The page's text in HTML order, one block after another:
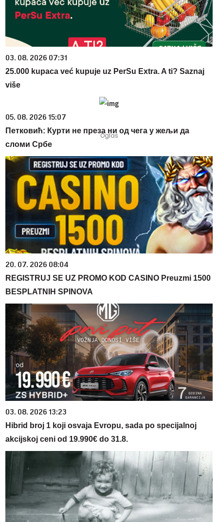
03. 08. 2026 07:31
25.000 kupaca već kupuje uz PerSu Extra. A ti? Saznaj
više
05. 08. 2026 15:07
Петковић: Курти не преза ни од чега у жељи да
сломи Србе
20. 07. 2026 08:04
REGISTRUJ SE UZ PROMO KOD CASINO Preuzmi 1500
BESPLATNIH SPINOVA
03. 08. 2026 13:23
Hibrid broj 1 koji osvaja Evropu, sada po specijalnoj
akcijskoj ceni od 19.990€ do 31.8.